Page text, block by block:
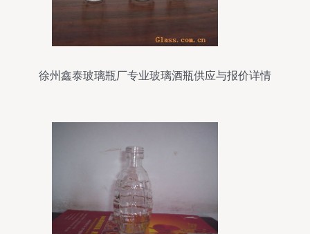
徐州鑫泰玻璃瓶厂专业玻璃酒瓶供应与报价详情